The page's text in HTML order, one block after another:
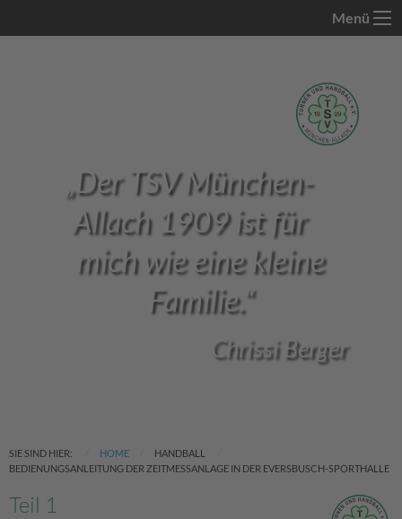
Menü
Der TSV München-
Allach 1909 ist für
mich wie eine kleine
Familie. “
Chrissi Berger
SIE SIND HIER: HOME
HANDBALL
BEDIENUNGSANLEITUNG DER ZEITMESSANLAGE IN DER EVERSBUSCH-SPORTHALLE
Teil 1